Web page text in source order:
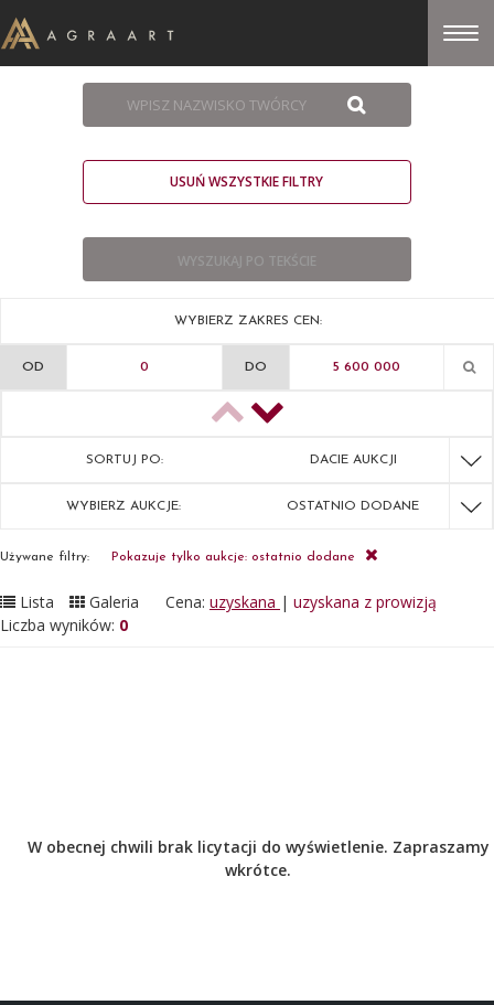
USUŃ WSZYSTKIE FILTRY
WYBIERZ ZAKRES CEN:
OD DO
SORTUJ PO: DACIE AUKCJI
WYBIERZ AUKCJE: OSTATNIO DODANE
Używane filtry: Pokazuje tylko aukcje: ostatnio dodane
Lista Galeria Cena: uzyskana | uzyskana z prowizją
Liczba wyników: 0
W obecnej chwili brak licytacji do wyświetlenie. Zapraszamy
wkrótce.